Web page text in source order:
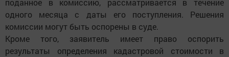
поданное в комиссию, рассматривается в течение
одного месяца с даты его поступления. Решения
комиссии могут быть оспорены в суде.
Кроме того, заявитель имеет право оспорить
результаты определения кадастровой стоимости в